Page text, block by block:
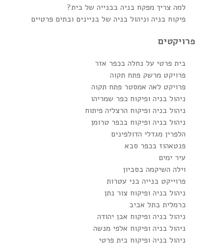
למה צריך מפקח בניה בבנייה של בית?
פיקוח בניה וניהול בניה של בניינים ובתים פרטיים
פרויקטים
בית פרטי על נחלה בכפר אזר
פרויקט מרשק פתח תקוה
פרויקט לאה אמסטר פתח תקוה
ניהול בניה ופיקוח כפר שמריהו
ניהול בניה ופיקוח הרצליה פיתוח
ניהול בניה ופיקוח בכפר טרומן
הלפרין מגדלי הדולפינים
פנטאהוז בכפר סבא
עיר ימים
וילה השיקמה בסביון
פרוייקט בנייה בני עטרות
ניהול בניה ופיקוח צור נתן
כרמלית בתל אביב
ניהול בניה ופיקוח אבן יהודה
ניהול בניה ופיקוח אלפי מנשה
ניהול בניה ופיקוח בית פרטי